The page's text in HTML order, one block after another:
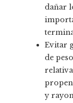
dañar
Evitar
de
y